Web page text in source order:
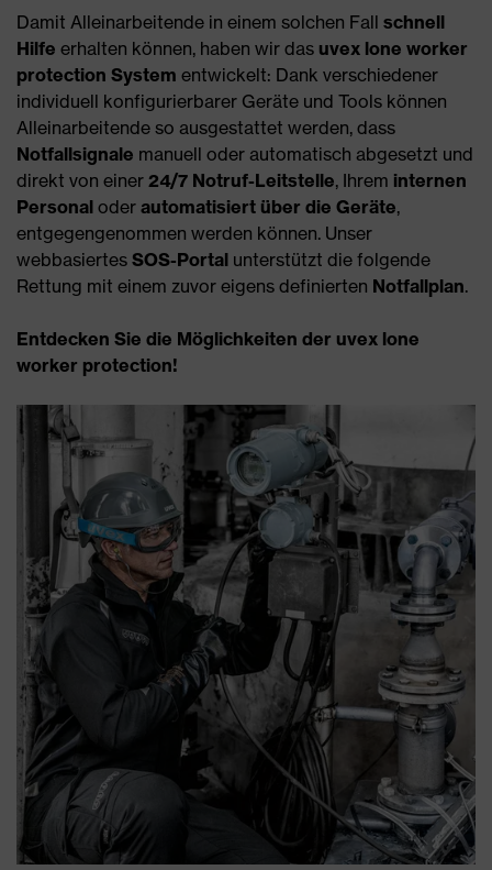
Damit Alleinarbeitende in einem solchen Fall schnell
Hilfe erhalten können, haben wir das uvex lone worker
protection System entwickelt: Dank verschiedener
individuell konfigurierbarer Geräte und Tools können
Alleinarbeitende so ausgestattet werden, dass
Notfallsignale manuell oder automatisch abgesetzt und
direkt von einer 24/7 Notruf-Leitstelle, Ihrem internen
Personal oder automatisiert über die Geräte,
entgegengenommen werden können. Unser
webbasiertes SOS-Portal unterstützt die folgende
Rettung mit einem zuvor eigens definierten Notfallplan.
Entdecken Sie die Möglichkeiten der uvex lone
worker protection!